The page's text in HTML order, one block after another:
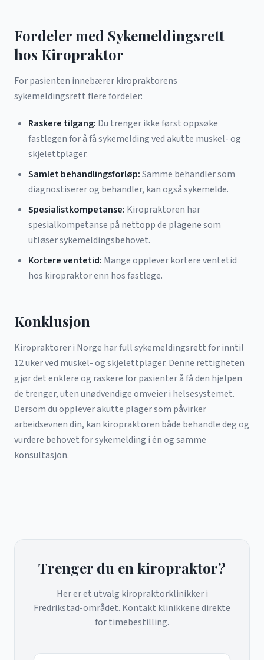
Fordeler med Sykemeldingsrett
hos Kiropraktor
For pasienten innebærer kiropraktorens
sykemeldingsrett flere fordeler:
Raskere tilgang: Du trenger ikke først oppsøke
fastlegen for å få sykemelding ved akutte muskel- og
skjelettplager.
Samlet behandlingsforløp:Samme behandler som
diagnostiserer og behandler, kan også sykemelde.
Spesialistkompetanse: Kiropraktoren har
spesialkompetanse på nettopp de plagene som
utløser sykemeldingsbehovet.
Kortere ventetid: Mange opplever kortere ventetid
hos kiropraktor enn hos fastlege.
Konklusjon
Kiropraktorer i Norge har full sykemeldingsrett for inntil
12 uker ved muskel- og skjelettplager. Denne rettigheten
gjør det enklere og raskere for pasienter å få den hjelpen
de trenger, uten unødvendige omveier i helsesystemet.
Dersom du opplever akutte plager som påvirker
arbeidsevnen din, kan kiropraktoren både behandle deg og
vurdere behovet for sykemelding i én og samme
konsultasjon.
Trenger du en kiropraktor?
Her er et utvalg kiropraktorklinikker i
Fredrikstad-området. Kontakt klinikkene direkte
for timebestilling.